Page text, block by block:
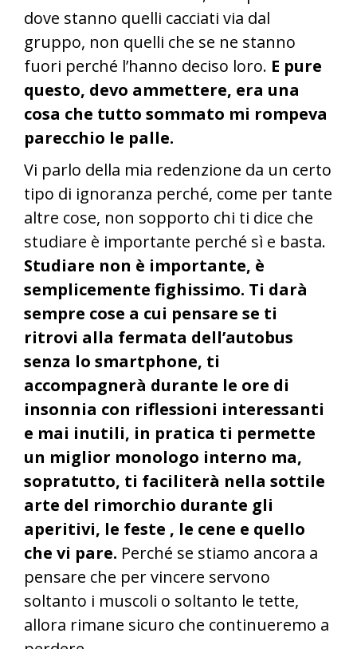
dove stanno quelli cacciati via dal
gruppo, non quelli che se ne stanno
fuori perché l’hanno deciso loro. E pure
questo, devo ammettere, era una
cosa che tutto sommato mi rompeva
parecchio le palle.
Vi parlo della mia redenzione da un certo
tipo di ignoranza perché, come per tante
altre cose, non sopporto chi ti dice che
studiare è importante perché sì e basta.
Studiare non è importante, è
semplicemente fighissimo. Ti darà
sempre cose a cui pensare se ti
ritrovi alla fermata dell’autobus
senza lo smartphone, ti
accompagnerà durante le ore di
insonnia con riflessioni interessanti
e mai inutili, in pratica ti permette
un miglior monologo interno ma,
sopratutto, ti faciliterà nella sottile
arte del rimorchio durante gli
aperitivi, le feste , le cene e quello
che vi pare. Perché se stiamo ancora a
pensare che per vincere servono
soltanto i muscoli o soltanto le tette,
allora rimane sicuro che continueremo a